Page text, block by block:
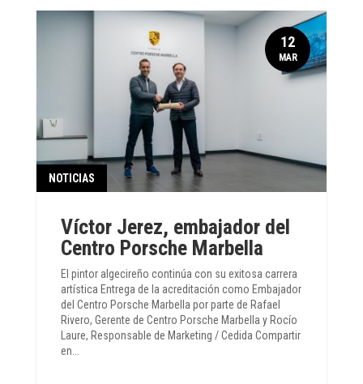
Víctor Jerez, embajador del
Centro Porsche Marbella
NOTICIAS
El pintor algecireño continúa con su exitosa carrera
artística Entrega de la acreditación como Embajador
del Centro Porsche Marbella por parte de Rafael
Rivero, Gerente de Centro Porsche Marbella y Rocío
Laure, Responsable de Marketing / Cedida Compartir
en...
12
MAR